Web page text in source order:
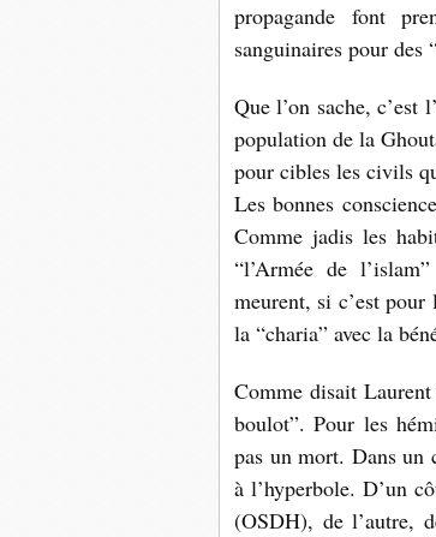
propagande font
sanguinaires pour des
Que l’on sache,
population de la
pour cibles les civils
Les bonnes
Comme jadis les
“l’Armée de
meurent, si c’est
la “charia” avec la
Comme disait
boulot”. Pour les
pas un mort. Dans un
à l’hyperbole. D’un
(OSDH), de l’autre,